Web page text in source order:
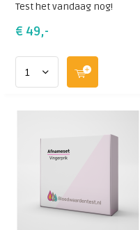
Test het vandaag nog!
€ 49,-